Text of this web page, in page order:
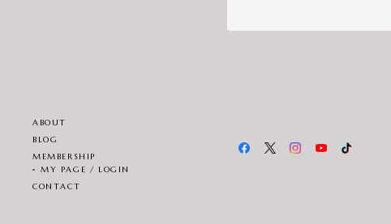
ABOUT
BLOG
MEMBERSHIP
MY PAGE / LOGIN
CONTACT